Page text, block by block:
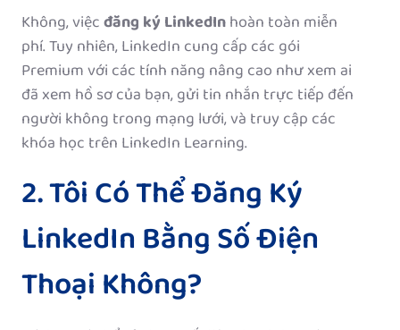
Không, việcđăng ký LinkedInhoàn toàn miễn
phí. Tuy nhiên, LinkedIn cung cấp các gói
Premium với các tính năng nâng cao như xem ai
đã xem hồ sơ của bạn, gửi tin nhắn trực tiếp đến
người không trong mạng lưới, và truy cập các
khóa học trên LinkedIn Learning.
2. Tôi Có Thể Đăng Ký
LinkedIn Bằng Số Điện
Thoại Không?